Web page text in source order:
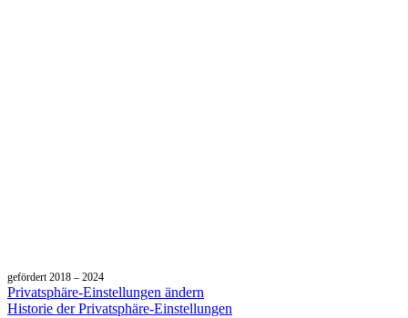
gefördert 2018 – 2024
Privatsphäre-Einstellungen ändern
Historie der Privatsphäre-Einstellungen